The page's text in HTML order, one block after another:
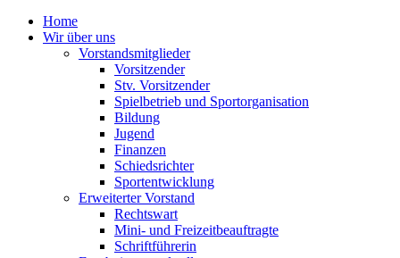
Home
Wir über uns
Vorstandsmitglieder
Vorsitzender
Stv. Vorsitzender
Spielbetrieb und Sportorganisation
Bildung
Jugend
Finanzen
Schiedsrichter
Sportentwicklung
Erweiterter Vorstand
Rechtswart
Mini- und Freizeitbeauftragte
Schriftführerin